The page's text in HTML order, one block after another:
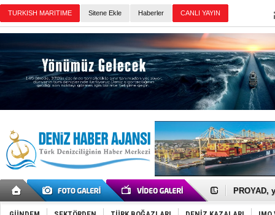
Sitene Ekle Haberler
İTU AUV,
PROYAD,
Türkiye-
Türk